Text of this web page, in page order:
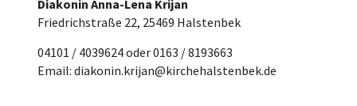
Diakonin Anna-Lena Krijan
Friedrichstraße 22, 25469 Halstenbek
04101 / 4039624 oder 0163 / 8193663
Email: diakonin.krijan@kirchehalstenbek.de